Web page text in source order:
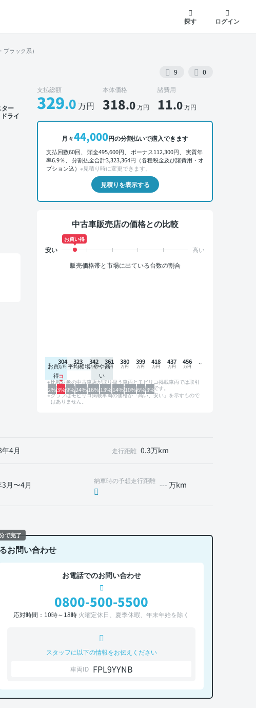
探す
ログイン
ラック系）
9 0
ター
ライ
支払総額
329.0万円
本体価格
318.0万円
諸費用
11.0万円
月々44,000円の分割払いで購入できます
支払回数60回、 頭金495,600円、 ボーナス112,300円、 実質年
率6.9％、 分割払金合計3,323,364円（各種税金及び諸費用・オ
プション込） ※見積り時に変更できます。
見積りを表示する
中古車販売店の価格との比較
お買い得
販売価格帯と市場に出ている台数の割合
お買い
得
平均相場 やや高
い
2%3%9%24%16%13%14%10%6%3%
304 323 342 361 380 399 418 437 456
比較対象の中古車店が取り扱う車両とモビリコ掲載車両では取引
形態や条件が異なるため、グラフは参考情報です。
グラフはモビリコ掲載車両の価格が「高い、安い」を示すもので
はありません。
4月 走行距離 0.3万km
月〜4月 納車時の予想走行距離 --- 万km
お問い合わせ
お電話でのお問い合わせ
0800-500-5500
応対時間：10時～18時 火曜定休日、夏季休暇、年末年始を除く
スタッフに以下の情報をお伝えください
車両ID FPL9YYNB
で完了